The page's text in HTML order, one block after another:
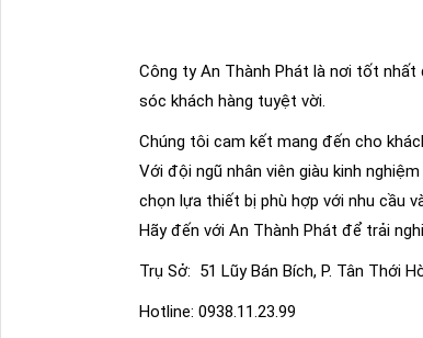
Công ty An Thành Phát là nơi tốt nhất
sóc khách hàng tuyệt vời.
Chúng tôi cam kết mang đến cho
Với đội ngũ nhân viên giàu kinh
chọn lựa thiết bị phù hợp với nhu cầu
Hãy đến với An Thành Phát để trải
Trụ Sở: 51 Lũy Bán Bích, P. Tân Thới
Hotline: 0938.11.23.99